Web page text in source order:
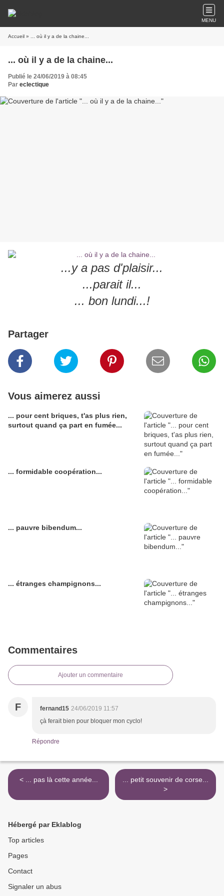
MENU
Accueil » ... où il y a de la chaine...
... où il y a de la chaine...
Publié le 24/06/2019 à 08:45
Par eclectique
...y a pas d'plaisir...
...parait il...
... bon lundi...!
Partager
Vous aimerez aussi
... pour cent briques, t'as plus rien,
surtout quand ça part en fumée...
... formidable coopération...
... pauvre bibendum...
... étranges champignons...
Commentaires
Ajouter un commentaire
F fernand15 24/06/2019 11:57
çà ferait bien pour bloquer mon cyclo!
Répondre
< ... pas là cette année...
... petit souvenir de corse...
>
Hébergé par Eklablog
Top articles
Pages
Contact
Signaler un abus